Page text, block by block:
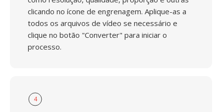
clicando no ícone de engrenagem. Aplique-as a
todos os arquivos de vídeo se necessário e
clique no botão "Converter" para iniciar o
processo.
4